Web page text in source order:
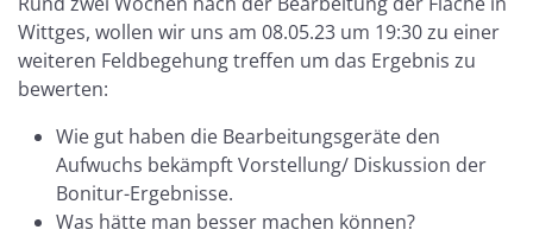
Wittges, wollen wir uns am 08.05.23 um 19:30 zu einer
weiteren Feldbegehung treffen um das Ergebnis zu
bewerten:
Wie gut haben die Bearbeitungsgeräte den
Aufwuchs bekämpft Vorstellung/ Diskussion der
Bonitur-Ergebnisse.
Was hätte man besser machen können?